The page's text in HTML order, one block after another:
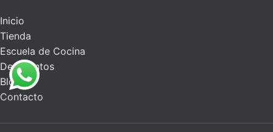
Inicio
Tienda
Escuela de Cocina
Descuentos
Blog
Contacto